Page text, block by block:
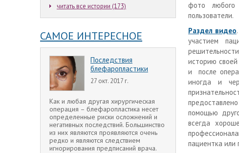
читать все истории (173)
САМОЕ ИНТЕРЕСНОЕ
Последствия
блефаропластики
27 окт. 2017 г.
Как и любая другая хирургическая
операция – блефаропластика несет
определенные риски осложнений и
негативных последствий. Большинство
из них являются проявляются очень
редко и являются следствием
игнорирования предписаний врача.
фото любого
пользователи.
Раздел видео
участием
историю
и после
иногда и
помощью
всегда
пациентка или